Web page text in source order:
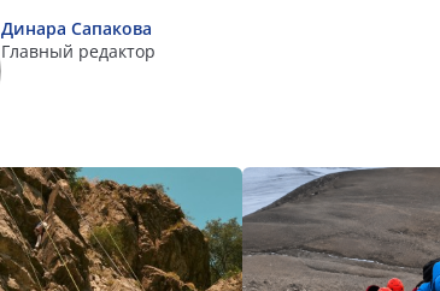
Динара Сапакова
Главный редактор